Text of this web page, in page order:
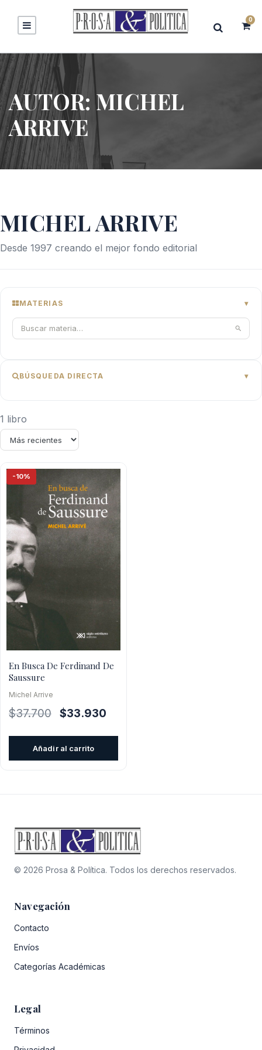
0
AUTOR:MICHEL
ARRIVE
MICHEL ARRIVE
Desde 1997 creando el mejor fondo editorial
MATERIAS
BÚSQUEDA DIRECTA
1 libro
-10%
En Busca De Ferdinand De
Saussure
Michel Arrive
$37.700
El
$33.930
Añadir al carrito
© 2026 Prosa & Política. Todos los derechos reservados.
Navegación
Contacto
Envíos
Categorías Académicas
Legal
Términos